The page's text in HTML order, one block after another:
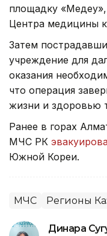
площадку «Медеу»,
Центра медицины
Затем
учреждение для
оказания
что операция
жизни и здоровью
Ранее в горах
МЧС РК
Южной Кореи.
МЧС Регионы
Динара